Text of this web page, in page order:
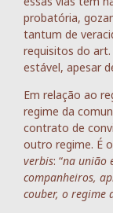
probatória,
tantum de
requisitos do art.
estável, apesar
Em relação ao
regime da
contrato de
outro regime. É
verbis: “na união
companheiros,
couber, o regime